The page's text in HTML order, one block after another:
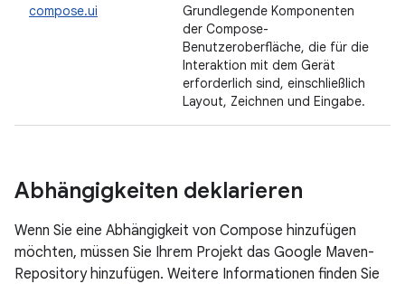
compose.ui
Grundlegende Komponenten
der Compose-
Benutzeroberfläche, die für die
Interaktion mit dem Gerät
erforderlich sind, einschließlich
Layout, Zeichnen und Eingabe.
Abhängigkeiten deklarieren
Wenn Sie eine Abhängigkeit von Compose hinzufügen
möchten, müssen Sie Ihrem Projekt das Google Maven-
Repository hinzufügen. Weitere Informationen finden Sie